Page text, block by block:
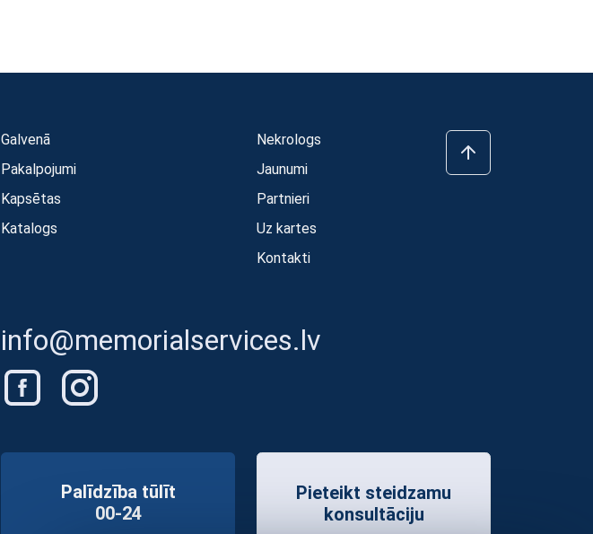
Galvenā
Pakalpojumi
Kapsētas
Katalogs
Nekrologs
Jaunumi
Partnieri
Uz kartes
Kontakti
info@memorialservices.lv
Palīdzība tūlīt
00-24
Pieteikt steidzamu
konsultāciju